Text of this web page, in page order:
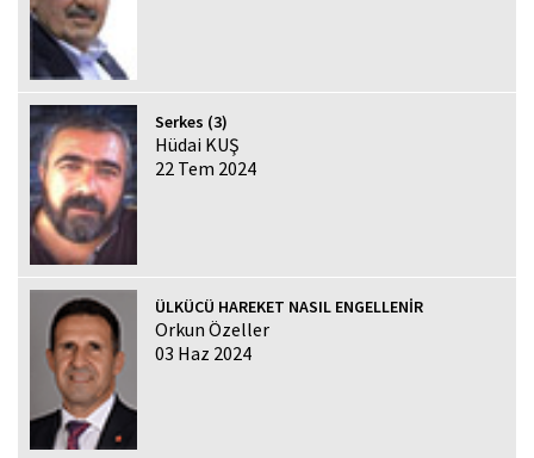
Serkes (3)
Hüdai KUŞ
22 Tem 2024
ÜLKÜCÜ HAREKET NASIL ENGELLENİR
Orkun Özeller
03 Haz 2024